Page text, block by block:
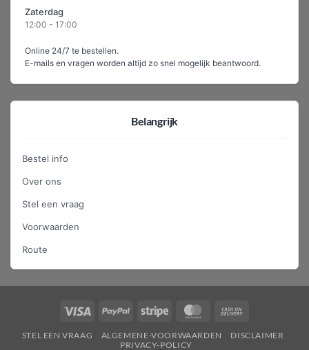
Zaterdag
12:00 - 17:00
Online 24/7 te bestellen.
E-mails en vragen worden altijd zo snel mogelijk beantwoord.
Belangrijk
Bestel info
Over ons
Stel een vraag
Voorwaarden
Route
Visa PayPal Stripe MasterCard
Delivery
STEL EEN VRAAG ALGEMENE-VOORWAARDEN
DISCLAIMER
PRIVACY-POLICY